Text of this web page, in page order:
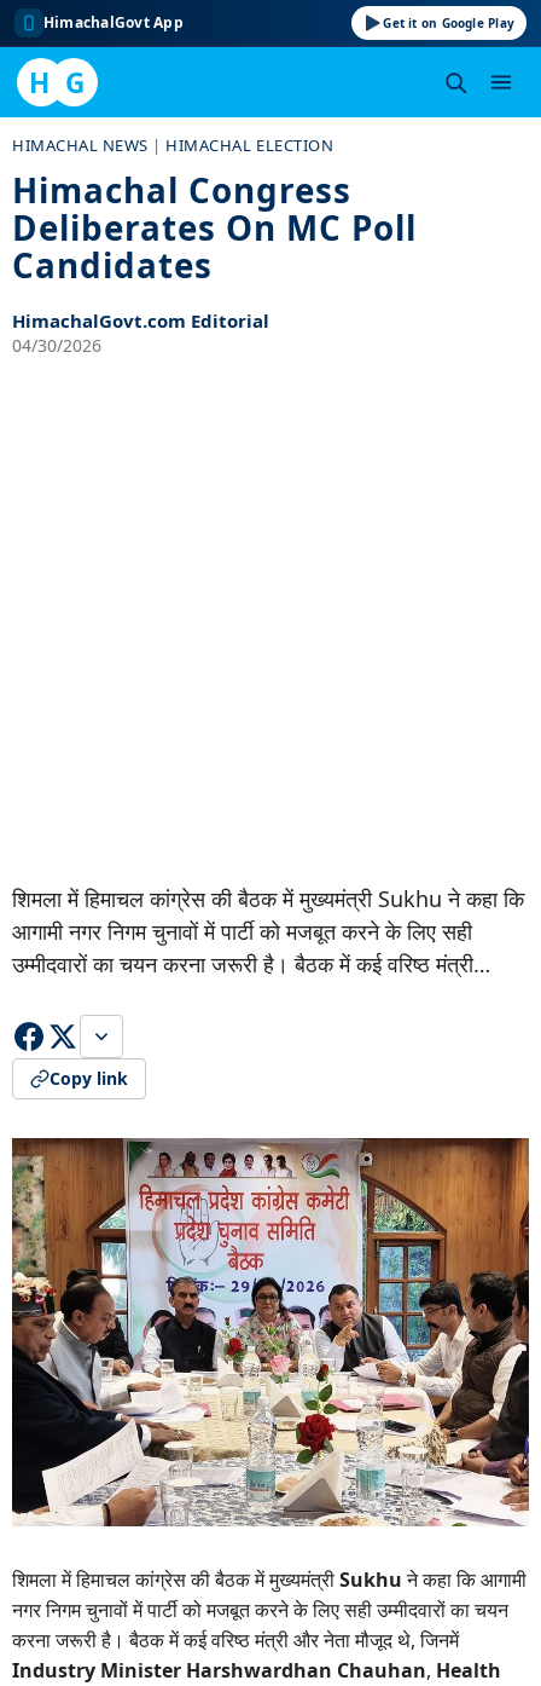
HimachalGovt App Get it on Google Play
H G
content
HIMACHAL NEWS | HIMACHAL ELECTION
Himachal Congress
Deliberates On MC Poll
Candidates
HimachalGovt.com Editorial
04/30/2026
शिमला में हिमाचल कांग्रेस की बैठक में मुख्यमंत्री Sukhu ने कहा कि
आगामी नगर निगम चुनावों में पार्टी को मजबूत करने के लिए सही
उम्मीदवारों का चयन करना जरूरी है। बैठक में कई वरिष्ठ मंत्री…
Copy link
शिमला में हिमाचल कांग्रेस की बैठक में मुख्यमंत्रीSukhuने कहा कि आगामी
नगर निगम चुनावों में पार्टी को मजबूत करने के लिए सही उम्मीदवारों का चयन
करना जरूरी है। बैठक में कई वरिष्ठ मंत्री और नेता मौजूद थे, जिनमें
Industry Minister Harshwardhan Chauhan, Health